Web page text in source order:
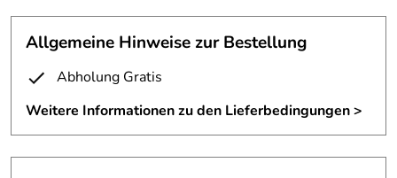
und satiniertem Glas.
Die Glasscheiben bestehen aus Verbund Sicherheitsglas VSG mit einer
innenliegenden, matten Folie.
Frontseite mit einer Türe und einem geschlossenen Seitenteil.
Allgemeine Hinweise zur Bestellung
Abholung Gratis
Weitere Informationen zu den Lieferbedingungen >